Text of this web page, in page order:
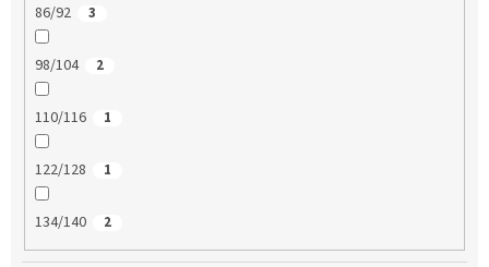
86/92 3
98/104 2
110/116 1
122/128 1
134/140 2